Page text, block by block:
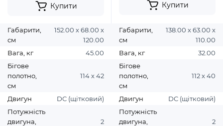
Купити
Габарити,
см
152.00 х 68.00 х
120.00
Вага, кг
45.00
Бігове
полотно,
см
114 х 42
Двигун
DC (щітковий)
Потужність
двигуна,
2
Купити
Габарити,
см
138.00 х 63.00 х
110.00
Вага, кг
32.00
Бігове
полотно,
см
112 х 40
Двигун
DC (щітковий)
Потужність
двигуна,
2